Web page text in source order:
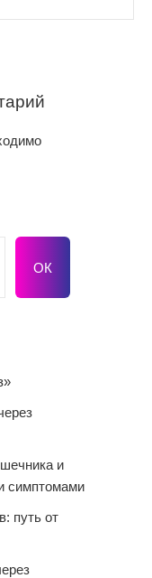
и
симптомами
путь от